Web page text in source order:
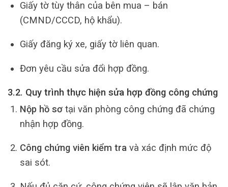
Giấy tờ tùy thân của bên mua – bán
(CMND/CCCD, hộ khẩu).
Giấy đăng ký xe, giấy tờ liên quan.
Đơn yêu cầu sửa đổi hợp đồng.
3.2. Quy trình thực hiện sửa hợp đồng công chứng
Nộp hồ sơtại văn phòng công chứng đã chứng
nhận hợp đồng.
Công chứng viên kiểm tra và xác định mức độ
sai sót.